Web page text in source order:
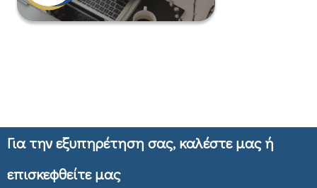
Για την εξυπηρέτηση σας, καλέστε μας ή
επισκεφθείτε μας